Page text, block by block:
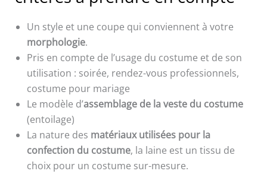
Un style et une coupe qui conviennent à votre
morphologie.
Pris en compte de l’usage du costume et de son
utilisation : soirée, rendez-vous professionnels,
costume pour mariage
Le modèle d’assemblage de la veste du costume
(entoilage)
La nature des matériaux utilisées pour la
confection du costume, la laine est un tissu de
choix pour un costume sur-mesure.